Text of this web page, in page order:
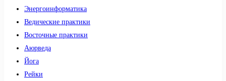
Энергоинформатика
Ведические практики
Восточные практики
Аюрведа
Йога
Рейки